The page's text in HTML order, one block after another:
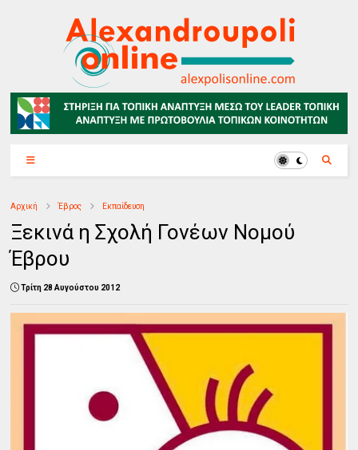
Αρχική Έβρος Εκπαίδευση
Ξεκινά η Σχολή Γονέων Νομού
Έβρου
Τρίτη 28 Αυγούστου 2012